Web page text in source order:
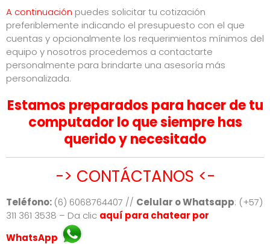
A continuación puedes solicitar tu cotización
preferiblemente indicando el presupuesto con el que
cuentas y opcionalmente los requerimientos mínimos del
equipo y nosotros procedemos a contactarte
personalmente para brindarte una asesoría más
personalizada.
Estamos preparados para hacer de tu
computador lo que siempre has
querido y necesitado
-> CONTÁCTANOS <-
Teléfono: (6) 6068764407 // Celular o Whatsapp: (+57)
311 361 3538 – Da clic aquí para chatear por
WhatsApp